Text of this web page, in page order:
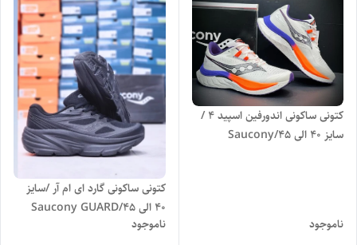
کتونی ساکونی اندورفین اسپید ۴ /
سایز 40 الی 45/Saucony
ناموجود
کتونی ساکونی گارد ای ام آر /سایز
40 الی 45/Saucony GUARD
AMR/ فروش عمده و تک
ناموجود